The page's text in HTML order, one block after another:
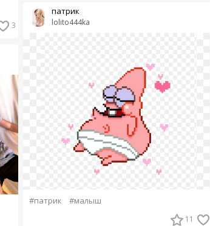
3 lolito444ka
патрик
#патрик #малыш
11